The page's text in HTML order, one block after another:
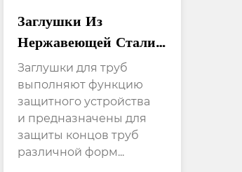
Заглушки Из
Нержавеющей Стали
С Резьбой,
Используемые Для
Изменения
Направления
Трубопроводов
Заглушки для труб
выполняют функцию
защитного устройства
и предназначены для
защиты концов труб
различной форм...